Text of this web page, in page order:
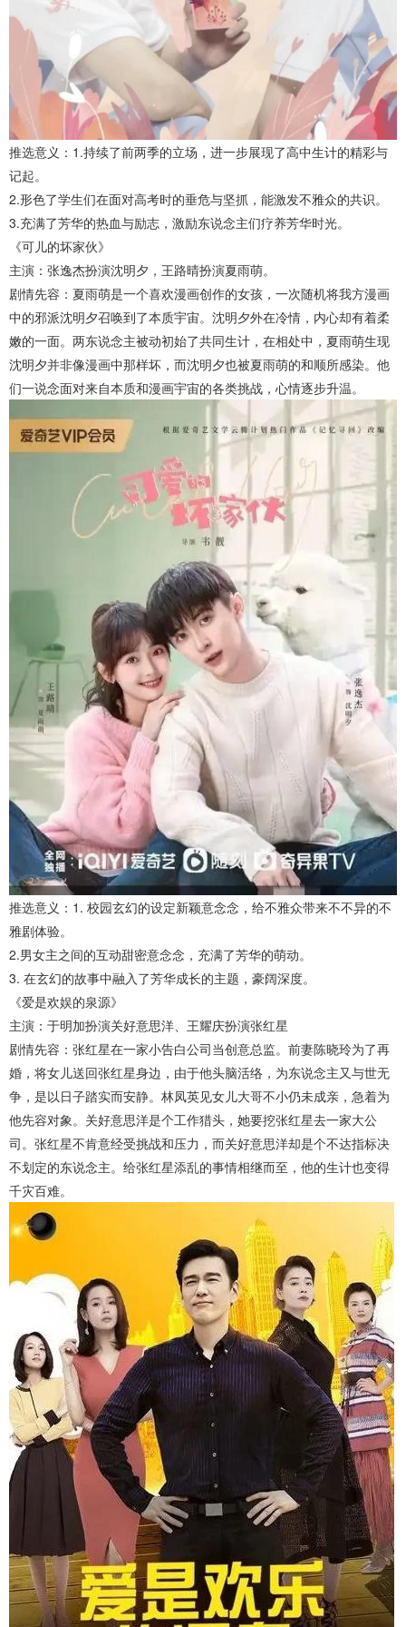
推选意义：1.持续了前两季的立场，进一步展现了高中生计的精彩与
记起。
2.形色了学生们在面对高考时的垂危与坚抓，能激发不雅众的共识。
3.充满了芳华的热血与励志，激励东说念主们疗养芳华时光。
《可儿的坏家伙》
主演：张逸杰扮演沈明夕，王路晴扮演夏雨萌。
剧情先容：夏雨萌是一个喜欢漫画创作的女孩，一次随机将我方漫画
中的邪派沈明夕召唤到了本质宇宙。沈明夕外在冷情，内心却有着柔
嫩的一面。两东说念主被动初始了共同生计，在相处中，夏雨萌生现
沈明夕并非像漫画中那样坏，而沈明夕也被夏雨萌的和顺所感染。他
们一说念面对来自本质和漫画宇宙的各类挑战，心情逐步升温。
推选意义：1. 校园玄幻的设定新颖意念念，给不雅众带来不不异的不
雅剧体验。
2.男女主之间的互动甜密意念念，充满了芳华的萌动。
3. 在玄幻的故事中融入了芳华成长的主题，豪阔深度。
《爱是欢娱的泉源》
主演：于明加扮演关好意思洋、王耀庆扮演张红星
剧情先容：张红星在一家小告白公司当创意总监。前妻陈晓玲为了再
婚，将女儿送回张红星身边，由于他头脑活络，为东说念主又与世无
争，是以日子踏实而安静。林凤英见女儿大哥不小仍未成亲，急着为
他先容对象。关好意思洋是个工作猎头，她要挖张红星去一家大公
司。张红星不肯意经受挑战和压力，而关好意思洋却是个不达指标决
不划定的东说念主。给张红星添乱的事情相继而至，他的生计也变得
千灾百难。